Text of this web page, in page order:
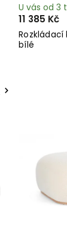
Rozkládací
bílé
U vás od 3
11 385 Kč